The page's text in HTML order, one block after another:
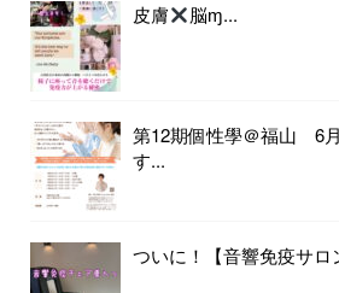
皮膚 脳ɱ...
第12期個性學＠福山 6
す...
ついに！【音響免疫サロ